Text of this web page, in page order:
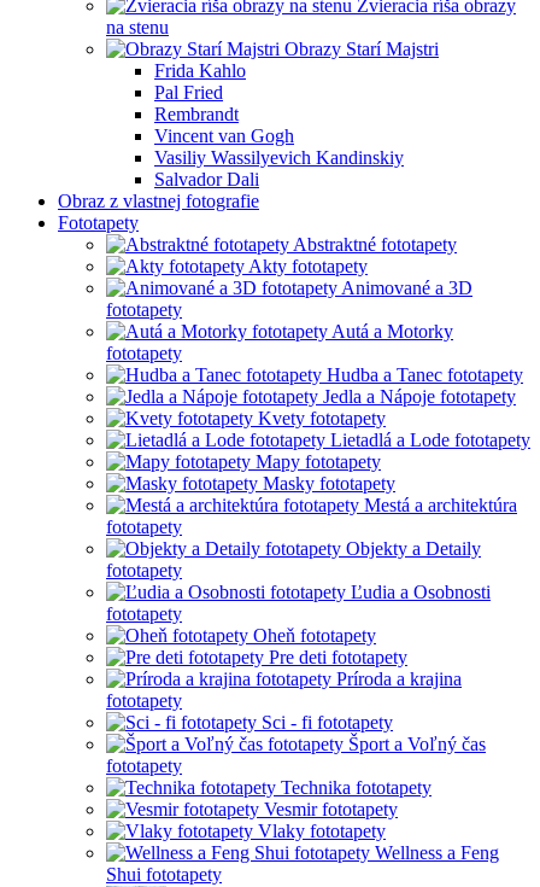
Zvieracia ríša obrazy
na stenu
Obrazy Starí Majstri
Frida Kahlo
Pal Fried
Rembrandt
Vincent van Gogh
Vasiliy Wassilyevich Kandinskiy
Salvador Dali
Obraz z vlastnej fotografie
Fototapety
Abstraktné fototapety
Akty fototapety
Animované a 3D
fototapety
Autá a Motorky
fototapety
Hudba a Tanec fototapety
Jedla a Nápoje fototapety
Kvety fototapety
Lietadlá a Lode fototapety
Mapy fototapety
Masky fototapety
Mestá a architektúra
fototapety
Objekty a Detaily
fototapety
Ľudia a Osobnosti
fototapety
Oheň fototapety
Pre deti fototapety
Príroda a krajina
fototapety
Sci - fi fototapety
Šport a Voľný čas
fototapety
Technika fototapety
Vesmir fototapety
Vlaky fototapety
Wellness a Feng
Shui fototapety